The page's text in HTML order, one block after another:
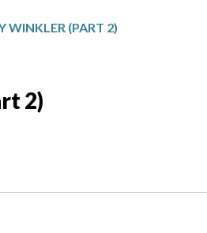
WINKLER (PART 2)
2)